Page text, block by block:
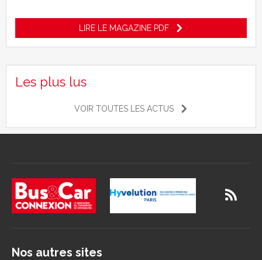
LIRE LE MAGAZINE PDF
Les plus lus
VOIR TOUTES LES ACTUS
Nos autres sites